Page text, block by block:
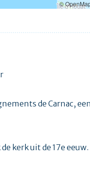
©
de Carnac,
kerk uit de 17e